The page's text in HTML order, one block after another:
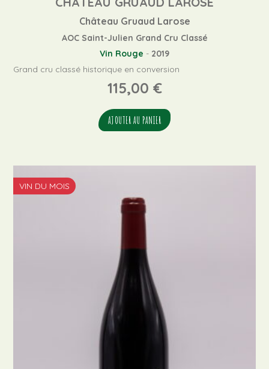
Château Gruaud Larose
AOC Saint-Julien Grand Cru Classé
Vin Rouge - 2019
Grand cru classé historique en conversion
115,00 €
AJOUTER AU PANIER
VIN DU MOIS